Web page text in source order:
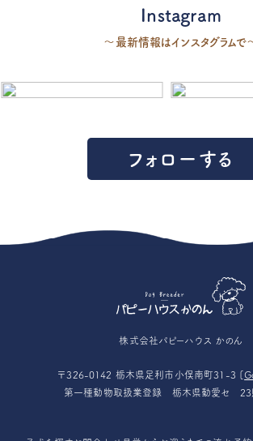
Instagram
〜最新情報はインスタグラムで
フォローする
株式会社パピーハウス かのん
〒326-0142 栃木県足利市小俣南町31-3 [
第一種動物取扱業登録 栃木県動愛セ 23